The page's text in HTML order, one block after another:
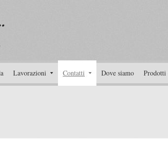
Lavorazioni Contatti Dove siamo Prodotti